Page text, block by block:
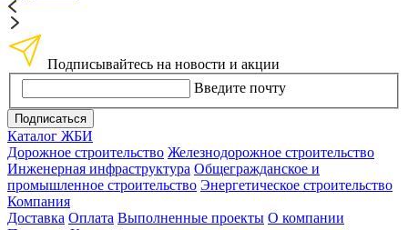
Подписывайтесь на новости и акции
Введите почту
Подписаться
Каталог ЖБИ
Дорожное строительство Железнодорожное строительство
Инженерная инфраструктура Общегражданское и
промышленное строительство Энергетическое строительство
Компания
Доставка Оплата Выполненные проекты О компании